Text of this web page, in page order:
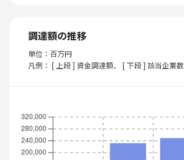
調達額の推移
単位：百万円
凡例： [ 上段 ] 資金調達額、 [ 下段 ] 該当企業数